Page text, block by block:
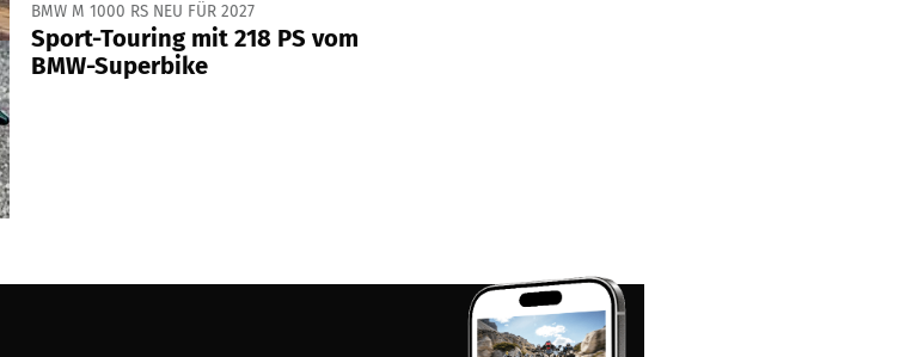
BMW M 1000 RS NEU FÜR 2027
Sport-Touring mit 218 PS vom
BMW-Superbike